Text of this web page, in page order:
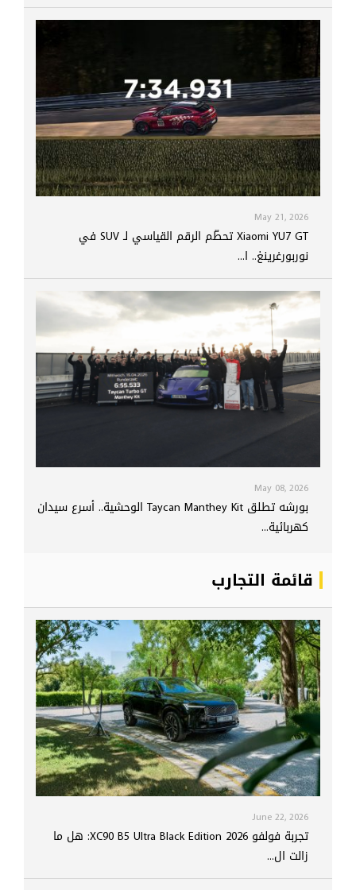
May 21, 2026
Xiaomi YU7 GT تحطّم الرقم القياسي لـ SUV في
نوربورغرينغ.. ا...
May 08, 2026
بورشه تطلق Taycan Manthey Kit الوحشية.. أسرع سيدان
كهربائية...
قائمة التجارب
June 22, 2026
تجربة فولفو XC90 B5 Ultra Black Edition 2026: هل ما
زالت ال...